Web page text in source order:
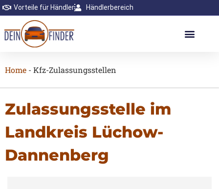
Vorteile für Händler Händlerbereich
Home - Kfz-Zulassungsstellen
Zulassungsstelle im
Landkreis Lüchow-
Dannenberg